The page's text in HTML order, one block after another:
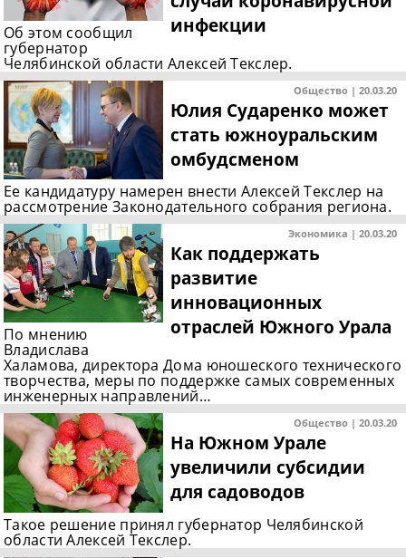
инфекции
Об этом сообщил
губернатор
Челябинской области Алексей Текслер.
Общество | 20.03.20
Юлия Сударенко может
стать южноуральским
омбудсменом
Ее кандидатуру намерен внести Алексей Текслер на
рассмотрение Законодательного собрания региона.
Экономика | 20.03.20
Как поддержать
развитие
инновационных
отраслей Южного Урала
По мнению
Владислава
Халамова, директора Дома юношеского технического
творчества, меры по поддержке самых современных
инженерных направлений…
Общество | 20.03.20
На Южном Урале
увеличили субсидии
для садоводов
Такое решение принял губернатор Челябинской
области Алексей Текслер.